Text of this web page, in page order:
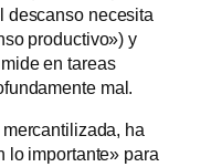
descanso necesita
productivo») y
en tareas
mal.
ha
lo importante» para